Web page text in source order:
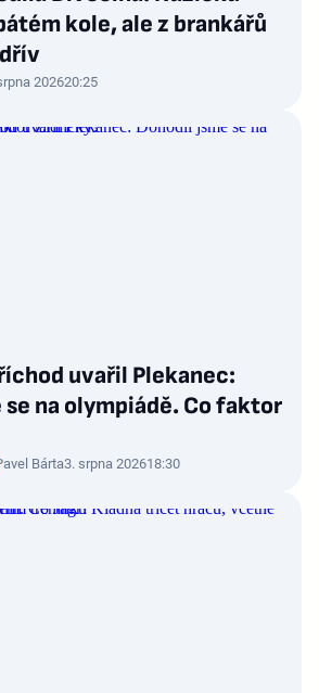
kole, ale z brankářů
202620:25
uvařil Plekanec:
na olympiádě. Co faktor
Bárta3. srpna 202618:30